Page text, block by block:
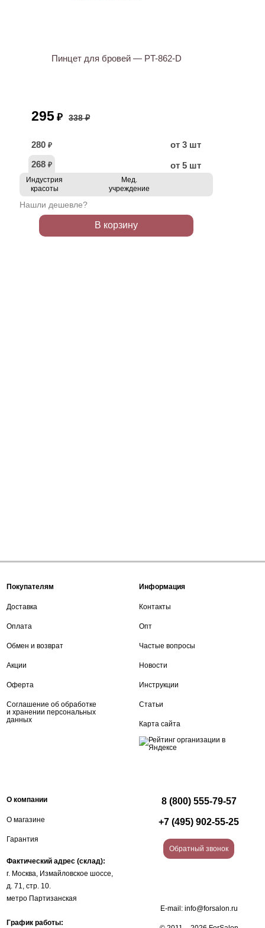
Пинцет для бровей — PT-862-D
295 ₽ 338 ₽
280 ₽
от 3 шт
268 ₽ от 5 шт
Индустрия
красоты
Мед.
учреждение
Нашли дешевле?
В корзину
Покупателям
Доставка
Оплата
Обмен и возврат
Акции
Оферта
Соглашение об обработке
и хранении персональных
данных
Информация
Контакты
Опт
Частые вопросы
Новости
Инструкции
Статьи
Карта сайта
О компании
О магазине
Гарантия
Фактический адрес (склад):
г. Москва, Измайловское шоссе,
д. 71, стр. 10.
метро Партизанская
График работы:
8 (800) 555-79-57
+7 (495) 902-55-25
Обратный звонок
E-mail: info@forsalon.ru